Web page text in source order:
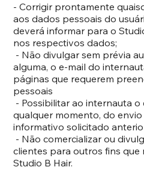
- Corrigir prontamente
aos dados pessoais do
deverá informar para o
nos respectivos dados;
- Não divulgar sem prévia
alguma, o e-mail do
páginas que requerem
pessoais
- Possibilitar ao internauta o
qualquer momento, do
informativo solicitado
- Não comercializar ou
clientes para outros fins que
Studio B Hair.